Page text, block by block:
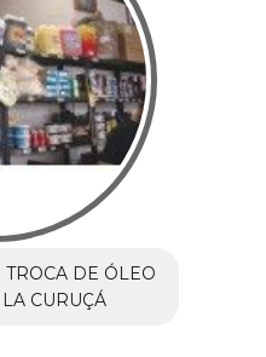
DE ÓLEO
CURUÇÁ